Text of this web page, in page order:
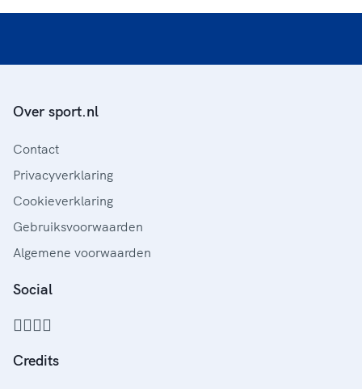
Over sport.nl
Contact
Privacyverklaring
Cookieverklaring
Gebruiksvoorwaarden
Algemene voorwaarden
Social
Credits